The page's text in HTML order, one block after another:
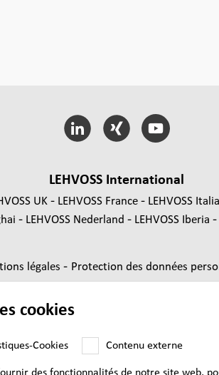
LEHVOSS International
UK LEHVOSS France LEHVOSS Italia
LEHVOSS Nederland LEHVOSS Iberia
légales - Protection des données
cookies
Cookies Contenu externe
des fonctionnalités de notre site web,